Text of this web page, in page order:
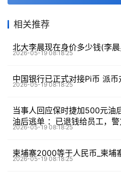
相关推荐
北大李晨现在身价多少钱(李
2026-05-19 08:18:25
中国银行已正式对接Pi币 派
2026-05-19 08:18:25
当事人回应保时捷加500元油
油后逃单 ：已退钱给员工，
2026-05-19 08:18:25
柬埔寨2000等于人民币_柬埔
2026-05-19 08:18:25